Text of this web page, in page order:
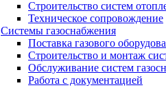
Строительство систем
Техническое сопровождение
Системы газоснабжения
Поставка газового
Строительство и монтаж
Обслуживание систем
Работа с документацией